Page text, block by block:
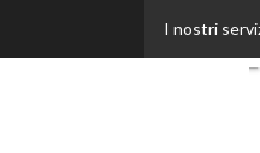
I nostri